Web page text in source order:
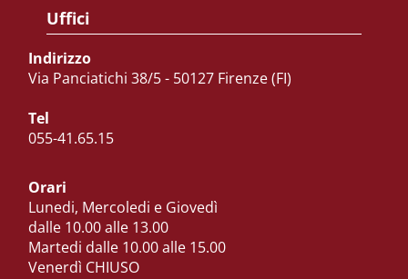
Uffici
Indirizzo
Via Panciatichi 38/5 - 50127 Firenze (FI)
Tel
055-41.65.15
Orari
Lunedi, Mercoledi e Giovedì
dalle 10.00 alle 13.00
Martedi dalle 10.00 alle 15.00
Venerdì CHIUSO